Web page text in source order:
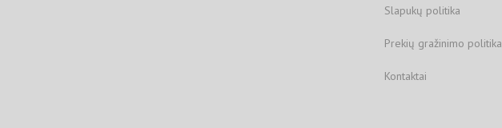
Slapukų politika
Prekių gražinimo politika
Kontaktai